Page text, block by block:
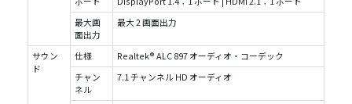
最大画
面出力
最大 2 画面出力
サウン
ド
仕様
Realtek® ALC 897 オーディオ・コーデック
チャン
ネル
7.1 チャンネル HD オーディオ